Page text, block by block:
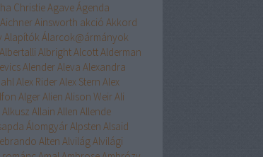
ChristieAgaveÁgenda
AichnerAinsworth akció Akkord
Alapítók Álarcok@ármányok
Albertalli AlbrightAlcottAlderman
AlenderAleva Alexandra
Alex RiderAlex Stern Alex
AlgerAlien Alison WeirAli
Alkusz Allain Allen Allende
ÁlomgyárAlpsten Alsaid
Alten AlvilágAlvilági